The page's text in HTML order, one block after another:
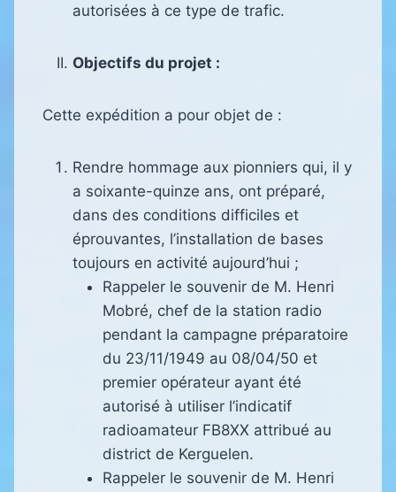
autorisées à ce type de trafic.
Objectifs du projet :
Cette expédition a pour objet de :
Rendre hommage aux pionniers qui, il y
a soixante-quinze ans, ont préparé,
dans des conditions difficiles et
éprouvantes, l’installation de bases
toujours en activité aujourd’hui ;
Rappeler le souvenir de M. Henri
Mobré, chef de la station radio
pendant la campagne préparatoire
du 23/11/1949 au 08/04/50 et
premier opérateur ayant été
autorisé à utiliser l’indicatif
radioamateur FB8XX attribué au
district de Kerguelen.
Rappeler le souvenir de M. Henri